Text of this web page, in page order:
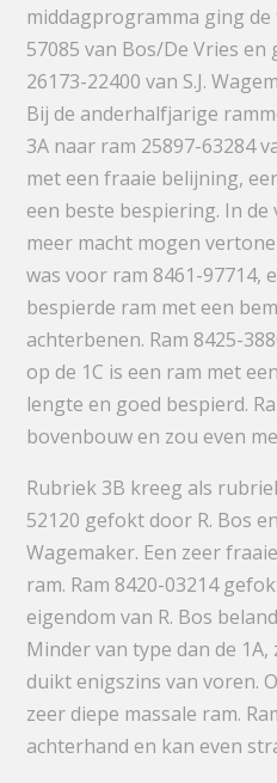
middagprogramma ging
57085 van Bos/De Vries
26173-22400 van S.J.
Bij de anderhalfjarige
3A naar ram 25897-63284
met een fraaie belijning,
een beste bespiering. In
meer macht mogen
was voor ram 8461-97714,
bespierde ram met een
achterbenen. Ram 8425-
op de 1C is een ram met
lengte en goed bespierd.
bovenbouw en zou even
Rubriek 3B kreeg als
52120 gefokt door R. Bos
Wagemaker. Een zeer
ram. Ram 8420-03214
eigendom van R. Bos
Minder van type dan de
duikt enigszins van voren.
zeer diepe massale ram.
achterhand en kan even